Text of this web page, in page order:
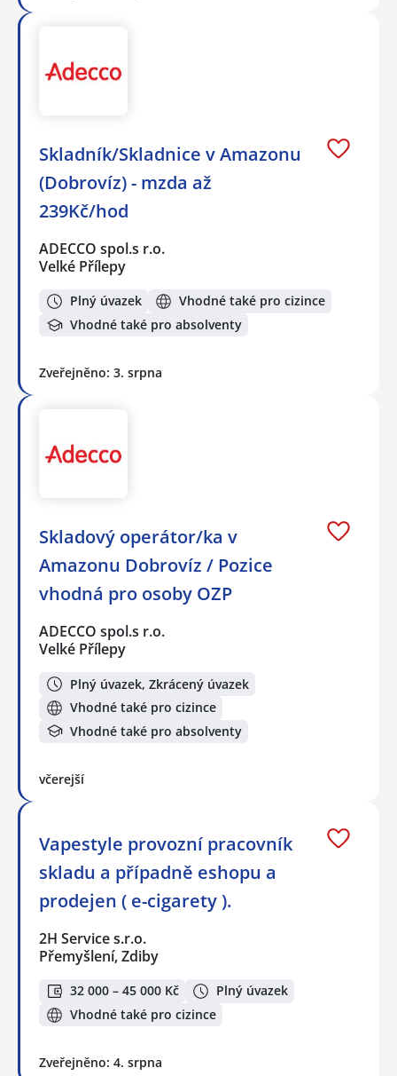
Skladník/Skladnice v Amazonu
(Dobrovíz) - mzda až
239Kč/hod
ADECCO spol.s r.o.
Velké Přílepy
Plný úvazek
Vhodné také pro cizince
Vhodné také pro absolventy
Zveřejněno: 3. srpna
Skladový operátor/ka v
Amazonu Dobrovíz / Pozice
vhodná pro osoby OZP
ADECCO spol.s r.o.
Velké Přílepy
Plný úvazek, Zkrácený úvazek
Vhodné také pro cizince
Vhodné také pro absolventy
včerejší
Vapestyle provozní pracovník
skladu a případně eshopu a
prodejen ( e-cigarety ).
2H Service s.r.o.
Přemyšlení, Zdiby
32 000 – 45 000 Kč
Plný úvazek
Vhodné také pro cizince
Zveřejněno: 4. srpna